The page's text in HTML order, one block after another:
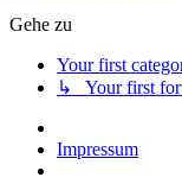
Gehe zu
Your first
↳ Your first
Impressum